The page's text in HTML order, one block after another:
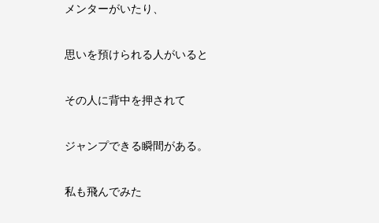
メンターがいたり、
思いを預けられる人がいると
その人に背中を押されて
ジャンプできる瞬間がある。
私も飛んでみた